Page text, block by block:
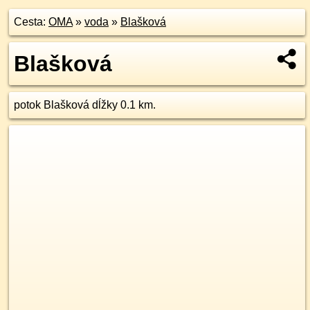
Cesta: OMA» voda » Blašková
Blašková
potok Blašková dĺžky 0.1 km.